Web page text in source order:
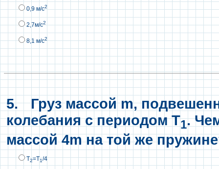
0,9 м/с2
2,7м/с2
8,1 м/с2
5. Груз массой m,
колебания с периодом Т1.
массой 4m на той же
Т2=Т1/4